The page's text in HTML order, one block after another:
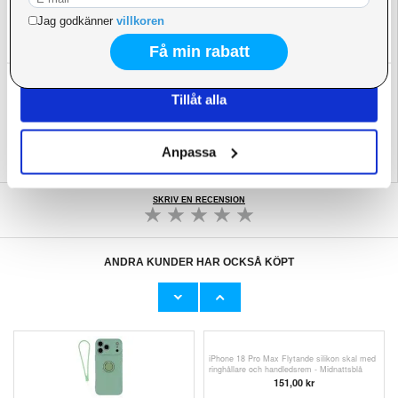
Dessa kan i sin tur kombinera informationen med annan
information som du har tillhandahållit eller som de har
samlat in när du har använt deras tjänster.
Tillåt alla
Anpassa
med skydd som bara är limmade på kanten
Kompatibilitet:Honor Play11 Plus
Euroblister
EAN: 5714122654304
Relaterade kategorier:Mobiltillbehör,Honor Skal & Tillbehör,Honor Play11 Plus
SKRIV EN RECENSION
ANDRA KUNDER HAR OCKSÅ KÖPT
E02 Smarta AI-glasögon med kamera,
iPhone 18 Pro Max Flytande silikon skal med